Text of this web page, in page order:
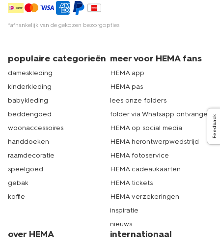
Feedback
*afhankelijk van de gekozen bezorgopties
populaire categorieën
dameskleding
kinderkleding
babykleding
beddengoed
woonaccessoires
handdoeken
raamdecoratie
speelgoed
gebak
koffie
meer voor HEMA fans
HEMA app
HEMA pas
lees onze folders
folder via Whatsapp ontvangen
HEMA op social media
HEMA herontwerpwedstrijd
HEMA fotoservice
HEMA cadeaukaarten
HEMA tickets
HEMA verzekeringen
inspiratie
nieuws
over HEMA internationaal